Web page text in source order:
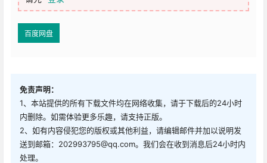
百度网盘
免责声明：
1、本站提供的所有下载文件均在网络收集，请于下载后的24小时
内删除。如需体验更多乐趣，请支持正版。
2、如有内容侵犯您的版权或其他利益，请编辑邮件并加以说明发
送到邮箱：202993795@qq.com。我们会在收到消息后24小时内
处理。